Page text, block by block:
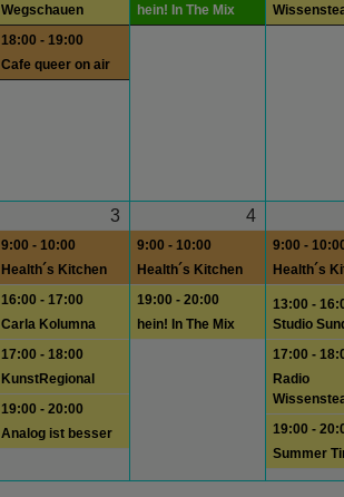
Wegschauen
18:00 - 19:00
Cafe queer on air
hein! In The Mix
3
9:00 - 10:00
Health´s Kitchen
16:00 - 17:00
Carla Kolumna
17:00 - 18:00
KunstRegional
19:00 - 20:00
Analog ist besser
4
9:00 - 10:00
Health´s Kitchen
19:00 - 20:00
hein! In The Mix
9:00 -
Health´s
13:00 -
Studio
17:00 -
Radio
19:00 -
Summer